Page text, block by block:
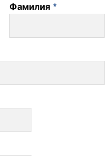
Фамилия *